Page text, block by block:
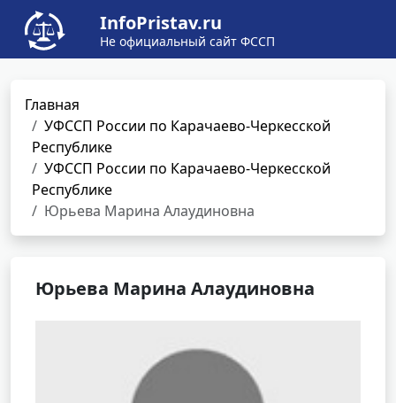
InfoPristav.ru
Не официальный сайт ФССП
Главная
УФССП России по Карачаево-Черкесской
Республике
УФССП России по Карачаево-Черкесской
Республике
Юрьева Марина Алаудиновна
Юрьева Марина Алаудиновна